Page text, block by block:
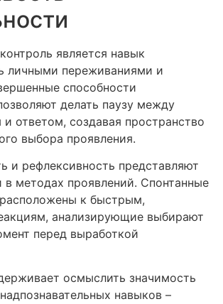
является навык
личными переживаниями и
способности
делать паузу между
ответом, создавая пространство
выбора проявления.
и рефлексивность представляют
в методах проявлений. Спонтанные
к быстрым,
анализирующие выбирают
перед выработкой
осмыслить значимость
навыков –